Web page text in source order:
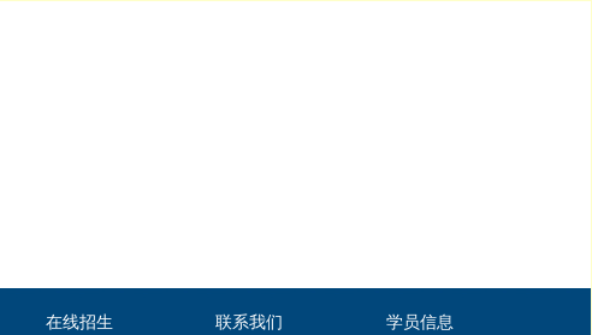
在线招生 联系我们 学员信息